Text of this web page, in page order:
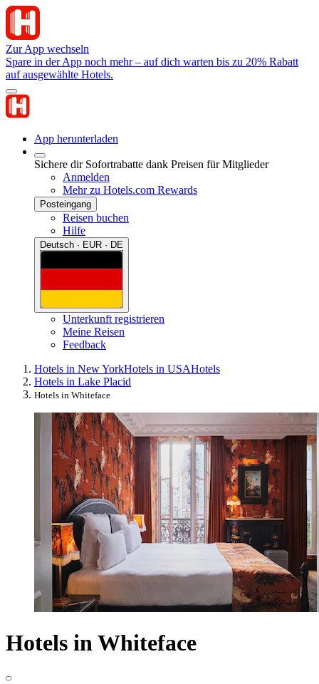
Zur App wechseln
Spare in der App noch mehr – auf dich warten bis zu 20% Rabatt
auf ausgewählte Hotels.
App herunterladen
Sichere dir Sofortrabatte dank Preisen für Mitglieder
Anmelden
Mehr zu Hotels.com Rewards
Posteingang
Reisen buchen
Hilfe
Deutsch · EUR · DE
Unterkunft registrieren
Meine Reisen
Feedback
Hotels in New YorkHotels in USAHotels
Hotels in Lake Placid
Hotels in Whiteface
Hotels in Whiteface